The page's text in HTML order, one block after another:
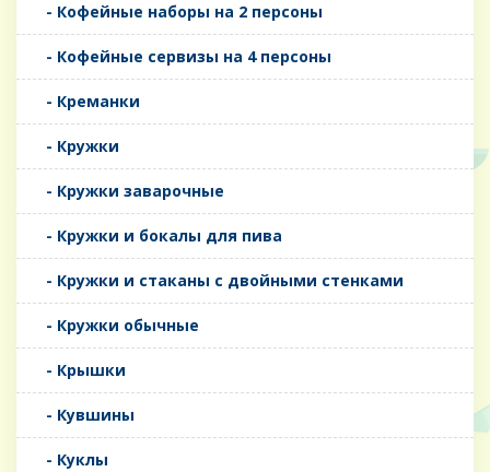
- Кофейные наборы на 2 персоны
- Кофейные сервизы на 4 персоны
- Креманки
- Кружки
- Кружки заварочные
- Кружки и бокалы для пива
- Кружки и стаканы с двойными стенками
- Кружки обычные
- Крышки
- Кувшины
- Куклы